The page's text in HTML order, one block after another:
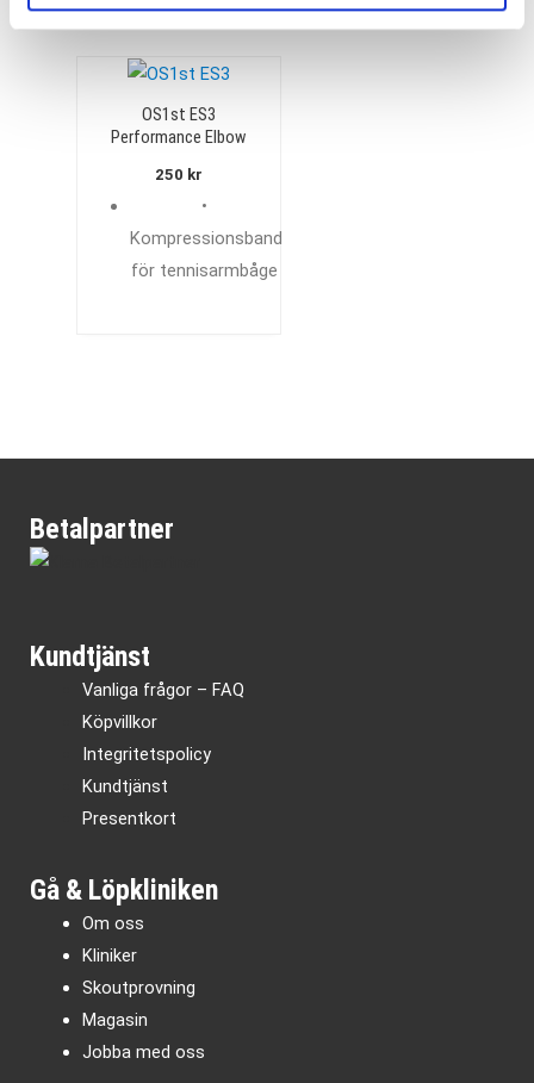
OS1st ES3
Performance Elbow
250 kr
•
Kompressionsband
för tennisarmbåge
Betalpartner
Kundtjänst
Vanliga frågor – FAQ
Köpvillkor
Integritetspolicy
Kundtjänst
Presentkort
Gå & Löpkliniken
Om oss
Kliniker
Skoutprovning
Magasin
Jobba med oss